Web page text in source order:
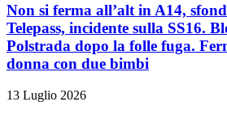
Non si ferma all’alt in A14,
Telepass, incidente sulla SS16.
Polstrada dopo la folle fuga.
donna con due bimbi
13 Luglio 2026